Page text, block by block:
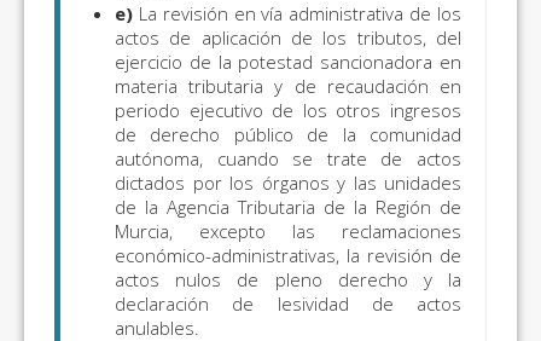
e) La revisión en vía administrativa de los
actos de aplicación de los tributos, del
ejercicio de la potestad sancionadora en
materia tributaria y de recaudación en
periodo ejecutivo de los otros ingresos
de derecho público de la comunidad
autónoma, cuando se trate de actos
dictados por los órganos y las unidades
de la Agencia Tributaria de la Región de
Murcia, excepto las reclamaciones
económico-administrativas, la revisión de
actos nulos de pleno derecho y la
declaración de lesividad de actos
anulables.